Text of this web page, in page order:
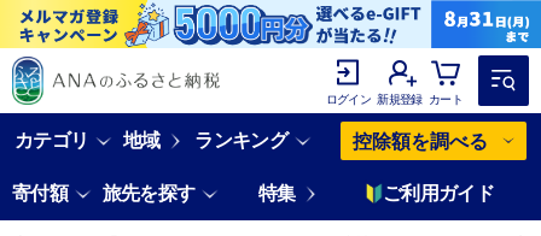
ログイン 新規登録 カート
カテゴリ 地域 ランキング 控除額を調べる
寄付額 旅先を探す 特集 ご利用ガイド